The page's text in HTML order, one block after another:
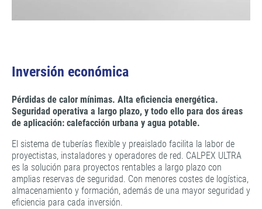
Inversión económica
Pérdidas de calor mínimas. Alta eficiencia energética.
Seguridad operativa a largo plazo, y todo ello para dos áreas
de aplicación: calefacción urbana y agua potable.
El sistema de tuberías flexible y preaislado facilita la labor de
proyectistas, instaladores y operadores de red. CALPEX ULTRA
es la solución para proyectos rentables a largo plazo con
amplias reservas de seguridad. Con menores costes de logística,
almacenamiento y formación, además de una mayor seguridad y
eficiencia para cada inversión.